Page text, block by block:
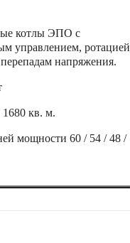
котлы ЭПО с
управлением, ротацией
напряжения.
1680 кв. м.
мощности 60 / 54 / 48 /